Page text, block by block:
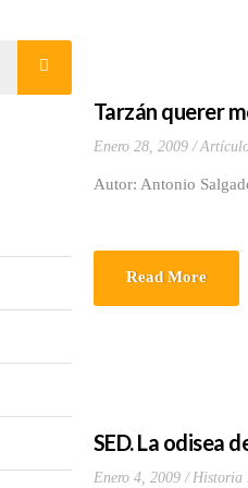
Tarzán querer
Enero 28, 2009
Autor: Antonio
Read More
SED. La odisea
Enero 4, 2009 Historia